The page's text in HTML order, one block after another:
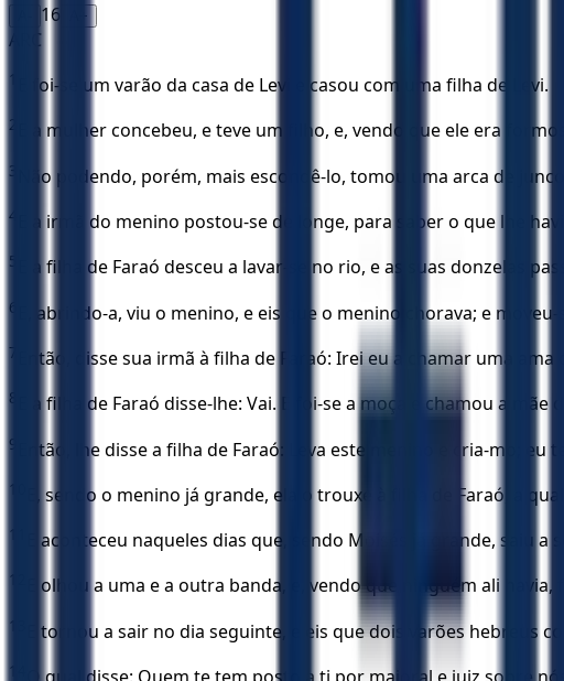
16 A+
ARC
1 E foi-se um varão da casa de Levi e casou com uma filha de Levi.
2 E a mulher concebeu, e teve um filho, e, vendo que ele era
3 Não podendo, porém, mais escondê-lo, tomou uma arca de
4 E a irmã do menino postou-se de longe, para saber o que lhe
5 E a filha de Faraó desceu a lavar-se no rio, e as suas donzelas
6 E, abrindo-a, viu o menino, e eis que o menino chorava; e
7 Então, disse sua irmã à filha de Faraó: Irei eu a chamar uma
8 E a filha de Faraó disse-lhe: Vai. E foi-se a moça e chamou a mãe
9 Então, lhe disse a filha de Faraó: Leva este menino e cria-mo;
10 E, sendo o menino já grande, ela o trouxe à filha de Faraó, a
11 E aconteceu naqueles dias que, sendo Moisés já grande, saiu
12 E olhou a uma e a outra banda, e, vendo que ninguém ali
13 E tornou a sair no dia seguinte, e eis que dois varões hebreus
14